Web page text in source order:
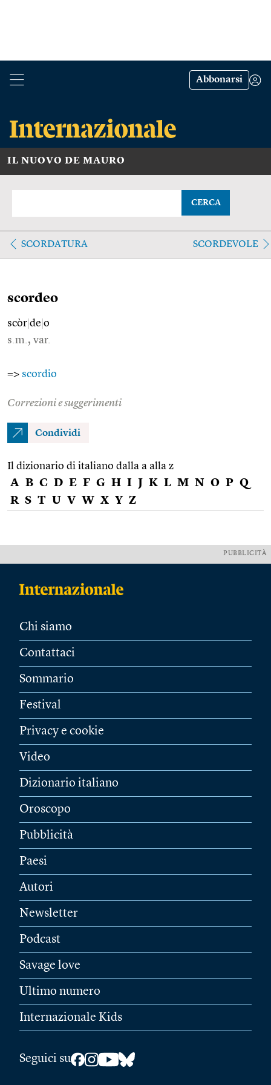
Abbonarsi
IL NUOVO DE MAURO
CERCA
SCORDATURA SCORDEVOLE
scordeo
scòr de o
s.m., var.
=> scordio
Correzioni e suggerimenti
Condividi
Il dizionario di italiano dalla a alla z
A B C D E F G H I J K L M N O P Q
R S T U V W X Y Z
PUBBLICITÀ
Chi siamo
Contattaci
Sommario
Festival
Privacy e cookie
Video
Dizionario italiano
Oroscopo
Pubblicità
Paesi
Autori
Newsletter
Podcast
Savage love
Ultimo numero
Internazionale Kids
Seguici su